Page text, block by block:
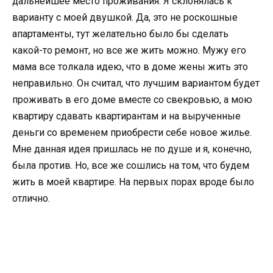
варианту с моей двушкой. Да, это не роскошные
апартаменты, тут желательно было бы сделать
какой-то ремонт, но все же жить можно. Мужу его
мама все толкала идею, что в доме жены жить это
неправильно. Он считал, что лучшим вариантом будет
проживать в его доме вместе со свекровью, а мою
квартиру сдавать квартирантам и на вырученные
деньги со временем приобрести себе новое жилье.
Мне данная идея пришлась не по душе и я, конечно,
была против. Но, все же сошлись на том, что будем
жить в моей квартире. На первых порах вроде было
отлично.